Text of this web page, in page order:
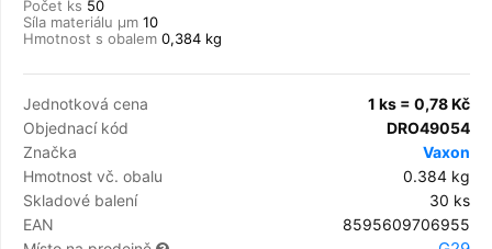
Počet ks 50
Síla materiálu µm 10
Hmotnost s obalem 0,384 kg
Jednotková cena
1 ks = 0,78 Kč
Objednací kód
DRO49054
Značka
Vaxon
Hmotnost vč. obalu
0.384 kg
Skladové balení
30 ks
EAN
8595609706955